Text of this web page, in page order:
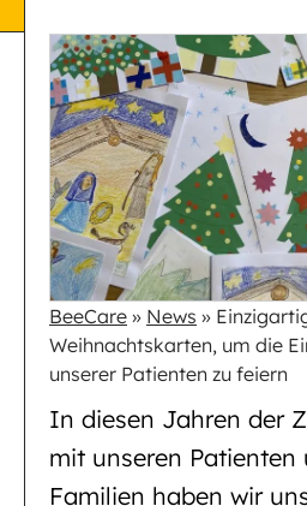
BeeCare » News »
Weihnachtskarten, um die
unserer Patienten zu feiern
In diesen Jahren der
mit unseren Patienten
Familien haben wir